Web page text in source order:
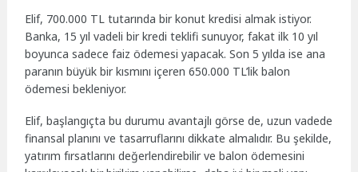
Elif, 700.000 TL tutarında bir konut kredisi almak istiyor.
Banka, 15 yıl vadeli bir kredi teklifi sunuyor, fakat ilk 10 yıl
boyunca sadece faiz ödemesi yapacak. Son 5 yılda ise ana
paranın büyük bir kısmını içeren 650.000 TL’lik balon
ödemesi bekleniyor.
Elif, başlangıçta bu durumu avantajlı görse de, uzun vadede
finansal planını ve tasarruflarını dikkate almalıdır. Bu şekilde,
yatırım fırsatlarını değerlendirebilir ve balon ödemesini